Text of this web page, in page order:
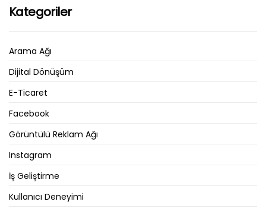
Kategoriler
Arama Ağı
Dijital Dönüşüm
E-Ticaret
Facebook
Görüntülü Reklam Ağı
Instagram
İş Geliştirme
Kullanıcı Deneyimi